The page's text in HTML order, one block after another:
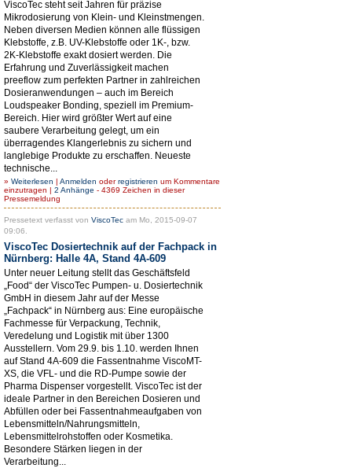
ViscoTec steht seit Jahren für präzise
Mikrodosierung von Klein- und Kleinstmengen.
Neben diversen Medien können alle flüssigen
Klebstoffe, z.B. UV-Klebstoffe oder 1K-, bzw.
2K-Klebstoffe exakt dosiert werden. Die
Erfahrung und Zuverlässigkeit machen
preeflow zum perfekten Partner in zahlreichen
Dosieranwendungen – auch im Bereich
Loudspeaker Bonding, speziell im Premium-
Bereich. Hier wird größter Wert auf eine
saubere Verarbeitung gelegt, um ein
überragendes Klangerlebnis zu sichern und
langlebige Produkte zu erschaffen. Neueste
technische...
» Weiterlesen | Anmelden oderregistrieren um Kommentare
einzutragen | 2 Anhänge - 4369 Zeichen in dieser
Pressemeldung
Pressetext verfasst von ViscoTec am Mo, 2015-09-07
09:06.
ViscoTec Dosiertechnik auf der Fachpack in
Nürnberg: Halle 4A, Stand 4A-609
Unter neuer Leitung stellt das Geschäftsfeld
„Food“ der ViscoTec Pumpen- u. Dosiertechnik
GmbH in diesem Jahr auf der Messe
„Fachpack“ in Nürnberg aus: Eine europäische
Fachmesse für Verpackung, Technik,
Veredelung und Logistik mit über 1300
Ausstellern. Vom 29.9. bis 1.10. werden Ihnen
auf Stand 4A-609 die Fassentnahme ViscoMT-
XS, die VFL- und die RD-Pumpe sowie der
Pharma Dispenser vorgestellt. ViscoTec ist der
ideale Partner in den Bereichen Dosieren und
Abfüllen oder bei Fassentnahmeaufgaben von
Lebensmitteln/Nahrungsmitteln,
Lebensmittelrohstoffen oder Kosmetika.
Besondere Stärken liegen in der
Verarbeitung...